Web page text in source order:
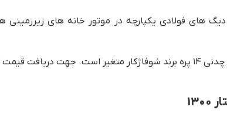
مناسب دیگ های فولادی یکپارچه در موتور خانه های
باتوجه به تغییرات و نوسانات بازار، قیمت خرید دیگ‌های چدنی ۱۴ پره برند